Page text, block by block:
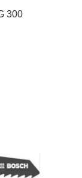
300